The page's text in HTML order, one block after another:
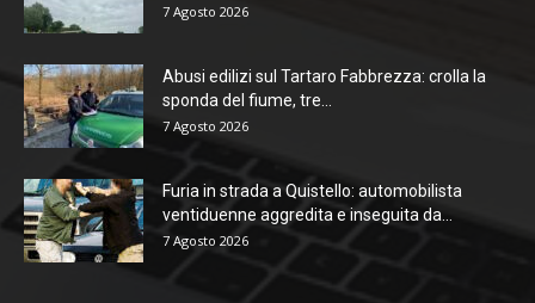
7 Agosto 2026
Abusi edilizi sul Tartaro Fabbrezza: crolla la
sponda del fiume, tre...
7 Agosto 2026
Furia in strada a Quistello: automobilista
ventiduenne aggredita e inseguita da...
7 Agosto 2026